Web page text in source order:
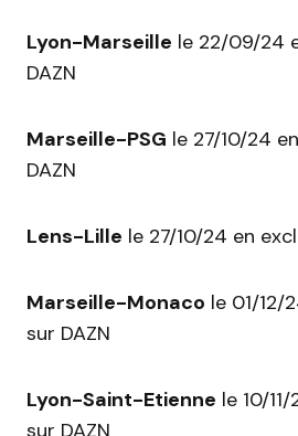
Lyon-Marseille le 22/09/24
DAZN
Marseille-PSG le 27/10/24
DAZN
Lens-Lille le 27/10/24 en
Marseille-Monaco le 01/12/
sur DAZN
Lyon-Saint-Etienne le 10/
sur DAZN